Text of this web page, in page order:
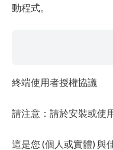
免責聲明
動程式。
終端使用者授權協議
請注意：請於安裝或使
這是您 (個人或實體) 與